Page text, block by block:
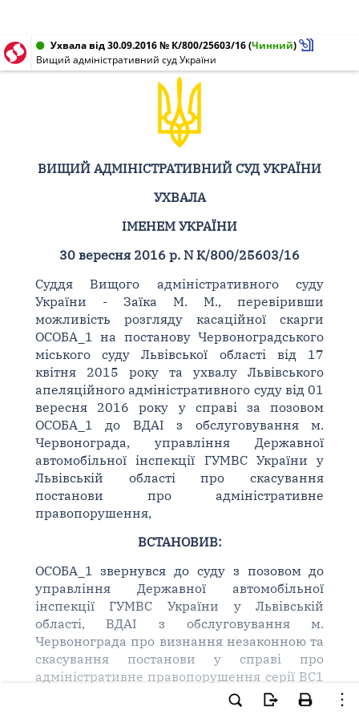
Ухвала від 30.09.2016 № К/800/25603/16(Чинний)
Вищий адміністративний суд України
ВИЩИЙ АДМІНІСТРАТИВНИЙ СУД УКРАЇНИ
УХВАЛА
ІМЕНЕМ УКРАЇНИ
30 вересня 2016 р. N К/800/25603/16
Суддя Вищого адміністративного суду
України - Заїка М. М., перевіривши
можливість розгляду касаційної скарги
ОСОБА_1 на постанову Червоноградського
міського суду Львівської області від 17
квітня 2015 року та ухвалу Львівського
апеляційного адміністративного суду від 01
вересня 2016 року у справі за позовом
ОСОБА_1 до ВДАІ з обслуговування м.
Червонограда, управління Державної
автомобільної інспекції ГУМВС України у
Львівській області про скасування
постанови про адміністративне
правопорушення,
ВСТАНОВИВ:
ОСОБА_1 звернувся до суду з позовом до
управління Державної автомобільної
інспекції ГУМВС України у Львівській
області, ВДАІ з обслуговування м.
Червонограда про визнання незаконною та
скасування постанови у справі про
адміністративне правопорушення серії ВС1
N 112637 від 03 січня 2015 року.